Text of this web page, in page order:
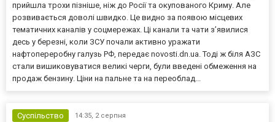
прийшла трохи пізніше, ніж до Росії та окупованого Криму. Але
розвивається доволі швидко. Це видно за появою місцевих
тематичних каналів у соцмережах. Ці канали та чати з’явилися
десь у березні, коли ЗСУ почали активно уражати
нафтопереробну галузь РФ, передає novosti.dn.ua. Тоді ж біля АЗС
стали вишиковуватися великі черги, були введені обмеження на
продаж бензину. Ціни на пальне та на переоблад...
Суспільство 14:35, 2 серпня